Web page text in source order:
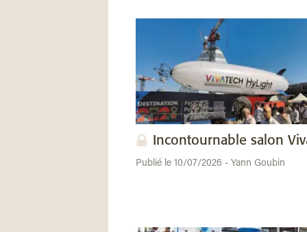
Incontournable salon
Publié le 10/07/2026 - Yann Goubin